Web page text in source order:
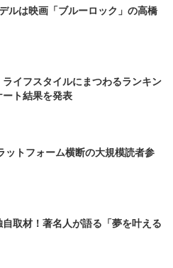
ルは映画「ブルーロック」の高橋
イフスタイルにまつわるランキン
ト結果を発表
ットフォーム横断の大規模読者参
取材！著名人が語る「夢を叶える